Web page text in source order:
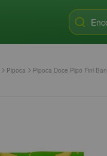
Pipoca Pipoca Doce Pipó Fini